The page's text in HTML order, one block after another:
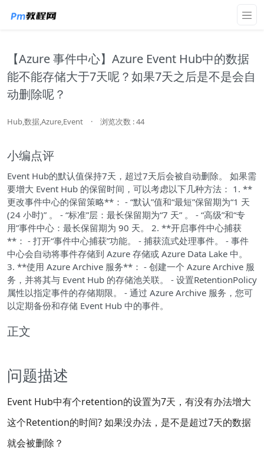
【Azure 事件中心】Azure Event Hub中的数据
能不能存储大于7天呢？如果7天之后是不是会自
动删除呢？
Hub,数据,Azure,Event · 浏览次数 : 44
小编点评
Event Hub的默认值保持7天，超过7天后会被自动删除。 如果需
要增大 Event Hub 的保留时间，可以考虑以下几种方法： 1. **
更改事件中心的保留策略**： - “默认”值和“最短”保留期为“1 天
(24 小时)” 。 - “标准”层：最长保留期为“7 天” 。 - “高级”和“专
用”事件中心：最长保留期为 90 天。 2. **开启事件中心捕获
**： - 打开“事件中心捕获”功能。 - 捕获流式处理事件。 - 事件
中心会自动将事件存储到 Azure 存储或 Azure Data Lake 中。
3. **使用 Azure Archive 服务**： - 创建一个 Azure Archive 服
务，并将其与 Event Hub 的存储池关联。 - 设置RetentionPolicy
属性以指定事件的存储期限。 - 通过 Azure Archive 服务，您可
以定期备份和存储 Event Hub 中的事件。
正文
问题描述
Event Hub中有个retention的设置为7天，有没有办法增大
这个Retention的时间? 如果没办法，是不是超过7天的数据
就会被删除？